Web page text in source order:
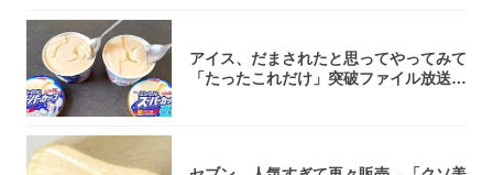
アイス、だまされたと思ってやってみて
「たったこれだけ」突破ファイル放送で